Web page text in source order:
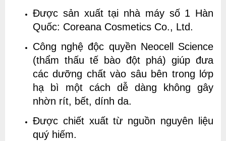
Được sản xuất tại nhà máy số 1 Hàn
Quốc: Coreana Cosmetics Co., Ltd.
Công nghệ độc quyền Neocell Science
(thẩm thấu tế bào đột phá) giúp đưa
các dưỡng chất vào sâu bên trong lớp
hạ bì một cách dễ dàng không gây
nhờn rít, bết, dính da.
Được chiết xuất từ nguồn nguyên liệu
quý hiếm.